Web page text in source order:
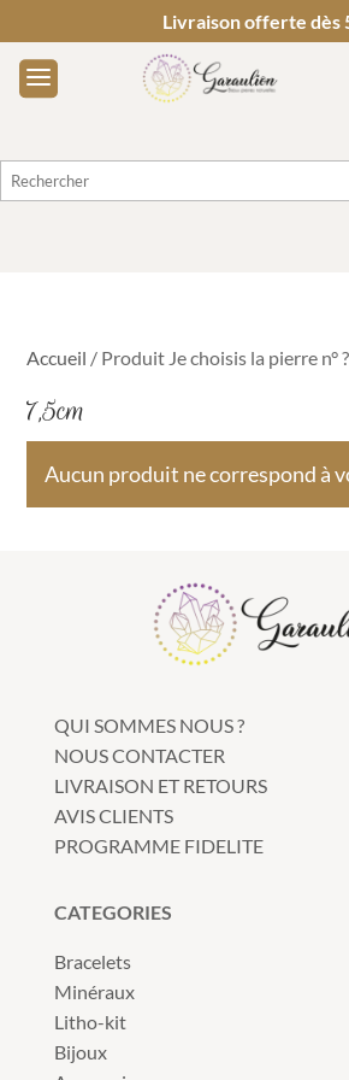
Livraison offerte dès
Accueil / Produit Je choisis la pierre n°
7,5cm
Aucun produit ne correspond à
QUI SOMMES NOUS ?
NOUS CONTACTER
LIVRAISON ET RETOURS
AVIS CLIENTS
PROGRAMME FIDELITE
CATEGORIES
Bracelets
Minéraux
Litho-kit
Bijoux